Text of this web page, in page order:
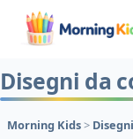
Disegni da
Morning Kids>